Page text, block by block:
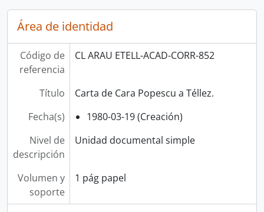
Área de identidad
Código de
referencia
CL ARAU ETELL-ACAD-CORR-852
Título
Carta de Cara Popescu a Téllez.
Fecha(s)
1980-03-19 (Creación)
Nivel de
descripción
Unidad documental simple
Volumen y
soporte
1 pág papel